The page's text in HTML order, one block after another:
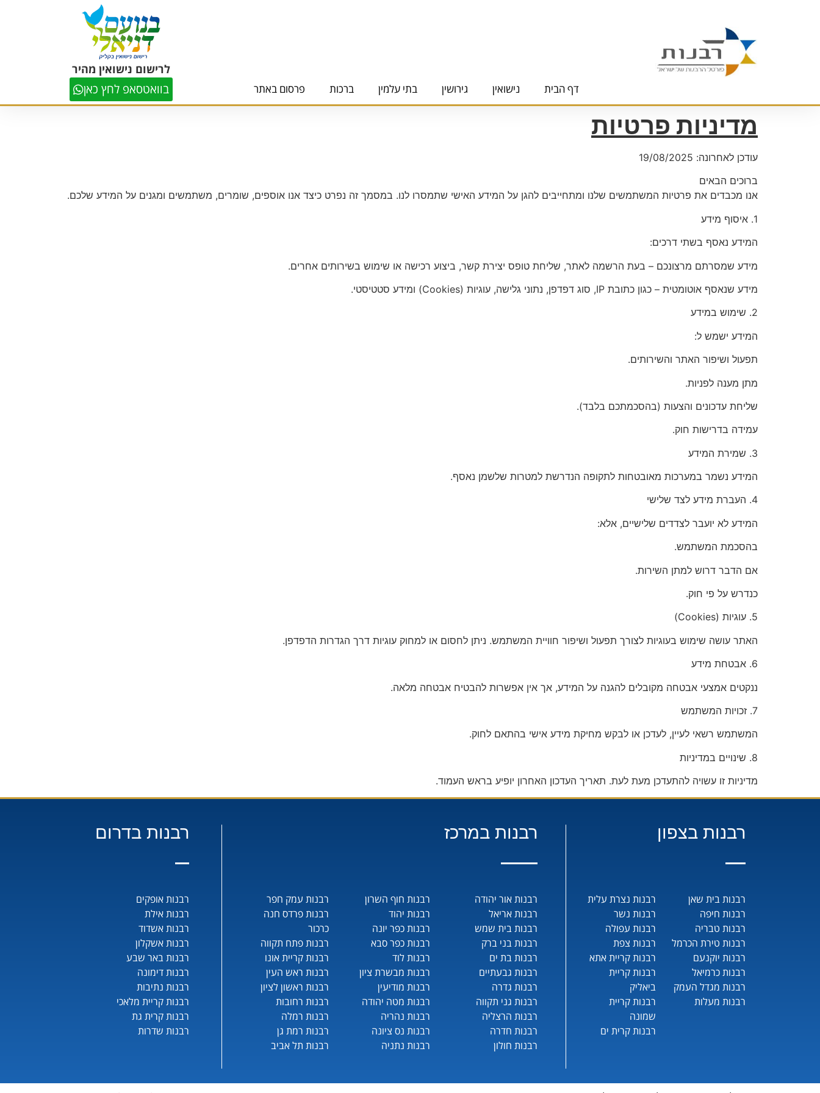
דף הבית נישואין גירושין בתי עלמין ברכות פרסום באתר
לרישום נישואין מהיר
בוואטסאפ לחץ כאן
מדיניות פרטיות
עודכן לאחרונה: ‎19/08/2025
ברוכים הבאים
אנו מכבדים את פרטיות המשתמשים שלנו ומתחייבים להגן על המידע האישי שתמסרו לנו. במסמך זה נפרט כיצד אנו אוספים, שומרים, משתמשים ומגנים על המידע שלכם.
1.⁠ ⁠איסוף מידע
המידע נאסף בשתי דרכים:
מידע שמסרתם מרצונכם – בעת הרשמה לאתר, שליחת טופס יצירת קשר, ביצוע רכישה או שימוש בשירותים אחרים.
מידע שנאסף אוטומטית – כגון כתובת IP, סוג דפדפן, נתוני גלישה, עוגיות (Cookies) ומידע סטטיסטי.
2.⁠ ⁠שימוש במידע
המידע ישמש ל:
תפעול ושיפור האתר והשירותים.
מתן מענה לפניות.
שליחת עדכונים והצעות (בהסכמתכם בלבד).
עמידה בדרישות חוק.
3.⁠ ⁠שמירת המידע
המידע נשמר במערכות מאובטחות לתקופה הנדרשת למטרות שלשמן נאסף.
4.⁠ ⁠העברת מידע לצד שלישי
המידע לא יועבר לצדדים שלישיים, אלא:
בהסכמת המשתמש.
אם הדבר דרוש למתן השירות.
כנדרש על פי חוק.
5.⁠ ⁠עוגיות (Cookies)
האתר עושה שימוש בעוגיות לצורך תפעול ושיפור חוויית המשתמש. ניתן לחסום או למחוק עוגיות דרך הגדרות הדפדפן.
6.⁠ ⁠אבטחת מידע
ננקטים אמצעי אבטחה מקובלים להגנה על המידע, אך אין אפשרות להבטיח אבטחה מלאה.
7.⁠ ⁠זכויות המשתמש
המשתמש רשאי לעיין, לעדכן או לבקש מחיקת מידע אישי בהתאם לחוק.
8.⁠ ⁠שינויים במדיניות
מדיניות זו עשויה להתעדכן מעת לעת. תאריך העדכון האחרון יופיע בראש העמוד.
רבנות בצפון
רבנות בית שאן
רבנות חיפה
רבנות טבריה
רבנות טירת הכרמל
רבנות יוקנעם
רבנות כרמיאל
רבנות מגדל העמק
רבנות מעלות
רבנות נצרת עלית
רבנות נשר
רבנות עפולה
רבנות צפת
רבנות קריית אתא
רבנות קריית
ביאליק
רבנות קריית
שמונה
רבנות קרית ים
רבנות במרכז
רבנות אור יהודה
רבנות אריאל
רבנות בית שמש
רבנות בני ברק
רבנות בת ים
רבנות גבעתיים
רבנות גדרה
רבנות גני תקווה
רבנות הרצליה
רבנות חדרה
רבנות חולון
רבנות חוף השרון
רבנות יהוד
רבנות כפר יונה
רבנות כפר סבא
רבנות לוד
רבנות מבשרת ציון
רבנות מודיעין
רבנות מטה יהודה
רבנות נהריה
רבנות נס ציונה
רבנות נתניה
רבנות עמק חפר
רבנות פרדס חנה
כרכור
רבנות פתח תקווה
רבנות קריית אונו
רבנות ראש העין
רבנות ראשון לציון
רבנות רחובות
רבנות רמלה
רבנות רמת גן
רבנות תל אביב
רבנות בדרום
רבנות אופקים
רבנות אילת
רבנות אשדוד
רבנות אשקלון
רבנות באר שבע
רבנות דימונה
רבנות נתיבות
רבנות קריית מלאכי
רבנות קרית גת
רבנות שדרות